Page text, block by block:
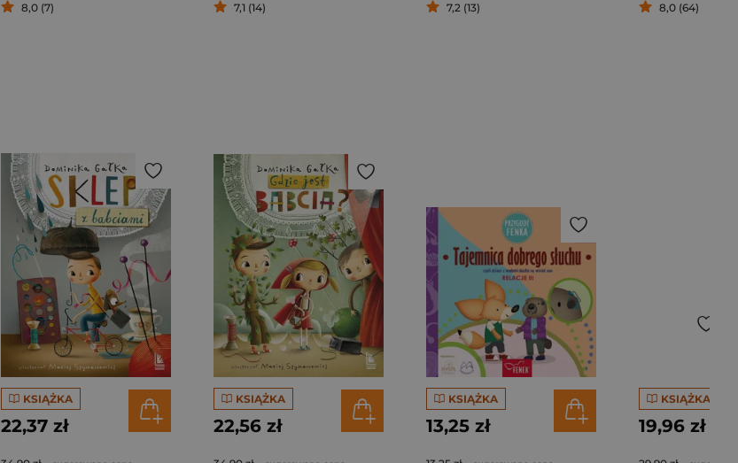
8,0 (7) 7,1 (14) 7,2 (13) 8,0 (64)
KSIĄŻKA
22,37 zł
KSIĄŻKA
22,56 zł
KSIĄŻKA
13,25 zł
KSIĄŻKA
19,96 zł